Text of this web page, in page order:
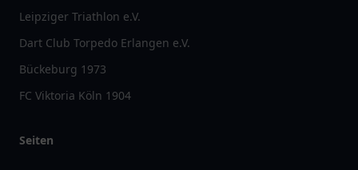
Leipziger Triathlon e.V.
Dart Club Torpedo Erlangen e.V.
Bückeburg 1973
FC Viktoria Köln 1904
Seiten